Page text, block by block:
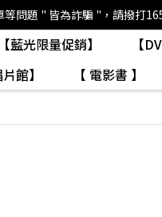
問題 " 皆為詐騙 "，請撥打
【藍光限量促銷】 【
館】 【 電影書 】